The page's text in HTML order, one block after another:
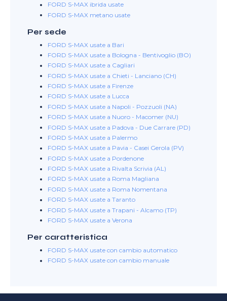
FORD S-MAX ibrida usate
FORD S-MAX metano usate
Per sede
FORD S-MAX usate a Bari
FORD S-MAX usate a Bologna - Bentivoglio (BO)
FORD S-MAX usate a Cagliari
FORD S-MAX usate a Chieti - Lanciano (CH)
FORD S-MAX usate a Firenze
FORD S-MAX usate a Lucca
FORD S-MAX usate a Napoli - Pozzuoli (NA)
FORD S-MAX usate a Nuoro - Macomer (NU)
FORD S-MAX usate a Padova - Due Carrare (PD)
FORD S-MAX usate a Palermo
FORD S-MAX usate a Pavia - Casei Gerola (PV)
FORD S-MAX usate a Pordenone
FORD S-MAX usate a Rivalta Scrivia (AL)
FORD S-MAX usate a Roma Magliana
FORD S-MAX usate a Roma Nomentana
FORD S-MAX usate a Taranto
FORD S-MAX usate a Trapani - Alcamo (TP)
FORD S-MAX usate a Verona
Per caratteristica
FORD S-MAX usate con cambio automatico
FORD S-MAX usate con cambio manuale